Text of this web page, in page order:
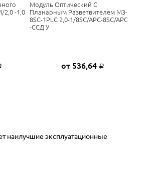
2,0 -1,0
Модуль Оптический С
Планарным Разветвителем М3-
8SC-1PLC 2,0-1/8SC/APC-8SC/APC
-ССД У
от 536,64 Р
наилучшие эксплуатационные